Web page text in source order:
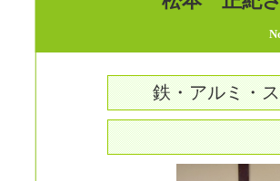
鉄・アルミ・ス